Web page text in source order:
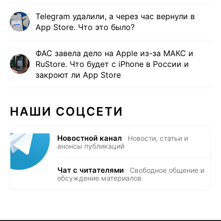
Telegram удалили, а через час вернули в
App Store. Что это было?
ФАС завела дело на Apple из-за МАКС и
RuStore. Что будет с iPhone в России и
закроют ли App Store
НАШИ СОЦСЕТИ
Новостной канал
Новости, статьи и
анонсы публикаций
Чат с читателями
Свободное общение и
обсуждение материалов